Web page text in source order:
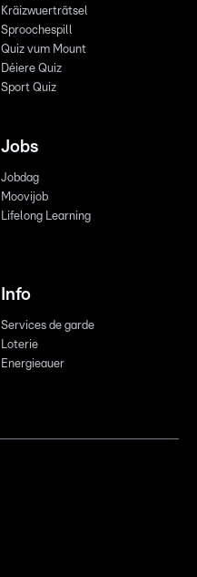
Kräizwuerträtsel
Sproochespill
Quiz vum Mount
Déiere Quiz
Sport Quiz
Jobs
Jobdag
Moovijob
Lifelong Learning
Info
Services de garde
Loterie
Energieauer